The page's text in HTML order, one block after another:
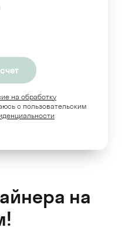
c пользовательским
на